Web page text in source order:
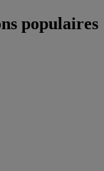
populaires